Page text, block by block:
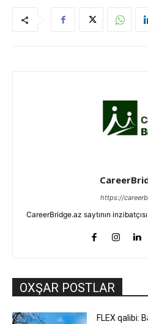
https://
CareerBridge.az saytının
OXŞAR POSTLAR
FLEX qalibi: